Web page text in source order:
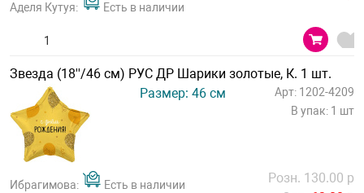
Аделя Кутуя: Есть в наличии
Звезда (18''/46 см) РУС ДР Шарики золотые, К. 1 шт.
Размер: 46 см
Арт: 1202-4209
В упак: 1 шт
Ибрагимова: Есть в наличии
Розн. 130.00 р